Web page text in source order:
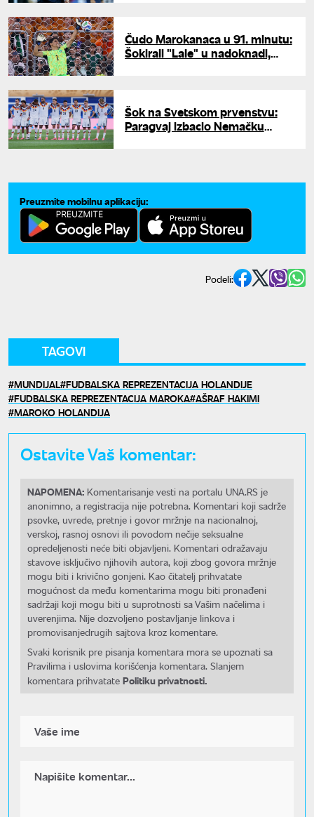
Čudo Marokanaca u 91. minutu:
Šokirali "Lale" u nadoknadi,
Šok na Svetskom prvenstvu:
Paragvaj izbacio Nemačku
Preuzmite mobilnu aplikaciju:
Podeli:
TAGOVI
MUNDIJAL FUDBALSKA REPREZENTACIJA HOLANDIJE
FUDBALSKA REPREZENTACIJA MAROKA AŠRAF HAKIMI
MAROKO HOLANDIJA
Ostavite Vaš komentar:
NAPOMENA: Komentarisanje vesti na portalu UNA.RS je
anonimno, a registracija nije potrebna. Komentari koji sadrže
psovke, uvrede, pretnje i govor mržnje na nacionalnoj,
verskoj, rasnoj osnovi ili povodom nečije seksualne
opredeljenosti neće biti objavljeni. Komentari odražavaju
stavove isključivo njihovih autora, koji zbog govora mržnje
mogu biti i krivično gonjeni. Kao čitatelj prihvatate
mogućnost da među komentarima mogu biti pronađeni
sadržaji koji mogu biti u suprotnosti sa Vašim načelima i
uverenjima. Nije dozvoljeno postavljanje linkova i
promovisanjedrugih sajtova kroz komentare.
Svaki korisnik pre pisanja komentara mora se upoznati sa
Pravilima i uslovima korišćenja komentara. Slanjem
komentara prihvatate Politiku privatnosti.